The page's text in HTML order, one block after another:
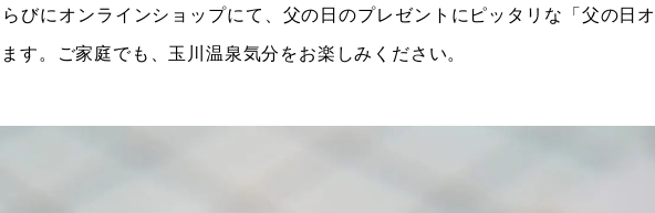
びにオンラインショップにて、父の日のプレゼントにピッタリな「父の日オ
す。ご家庭でも、玉川温泉気分をお楽しみください。